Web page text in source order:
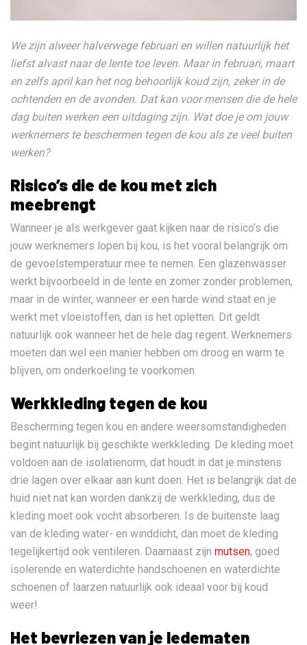
We zijn alweer halverwege februari en willen natuurlijk het
liefst alvast naar de lente toe leven. Maar in februari, maart
en zelfs april kan het nog behoorlijk koud zijn, zeker in de
ochtenden en de avonden. Dat kan voor mensen die de hele
dag buiten werken een uitdaging zijn. Wat doe je om jouw
werknemers te beschermen tegen de kou als ze veel buiten
werken?
Risico’s die de kou met zich
meebrengt
Wanneer je als werkgever gaat kijken naar de risico’s die
jouw werknemers lopen bij kou, is het vooral belangrijk om
de gevoelstemperatuur mee te nemen. Een glazenwasser
werkt bijvoorbeeld in de lente en zomer zonder problemen,
maar in de winter, wanneer er een harde wind staat en je
werkt met vloeistoffen, dan is het opletten. Dit geldt
natuurlijk ook wanneer het de hele dag regent. Werknemers
moeten dan wel een manier hebben om droog en warm te
blijven, om onderkoeling te voorkomen.
Werkkleding tegen de kou
Bescherming tegen kou en andere weersomstandigheden
begint natuurlijk bij geschikte werkkleding. De kleding moet
voldoen aan de isolatienorm, dat houdt in dat je minstens
drie lagen over elkaar aan kunt doen. Het is belangrijk dat de
huid niet nat kan worden dankzij de werkkleding, dus de
kleding moet ook vocht absorberen. Is de buitenste laag
van de kleding water- en winddicht, dan moet de kleding
tegelijkertijd ook ventileren. Daarnaast zijn mutsen, goed
isolerende en waterdichte handschoenen en waterdichte
schoenen of laarzen natuurlijk ook ideaal voor bij koud
weer!
Het bevriezen van je ledematen